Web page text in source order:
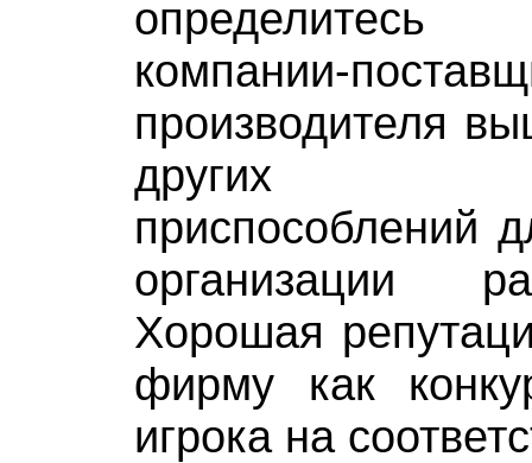
компании-
производителя
других
приспособлений
организации
Хорошая
фирму как
игрока на